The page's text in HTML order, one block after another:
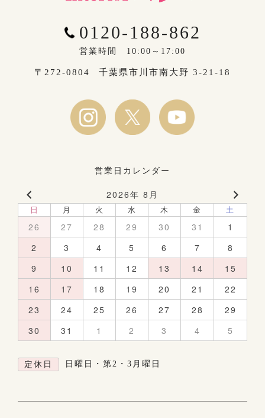
0120-188-862
営業時間 10:00～17:00
〒272-0804 千葉県市川市南大野 3-21-18
営業日カレンダー
2026年 8月
日 月 火 水 木 金 土
26 27 28 29 30 31
1
2
3 4 5 6 7
8
9
10 11 12 13 14
15
16
17 18 19 20 21
22
23
24 25 26 27 28
29
30
31 1 2 3 4 5
定休日 日曜日・第2・3月曜日